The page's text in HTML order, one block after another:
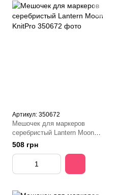
Артикул: 350672
Мешочек для маркеров
серебристый Lantern Moon
KnitPro
508 грн